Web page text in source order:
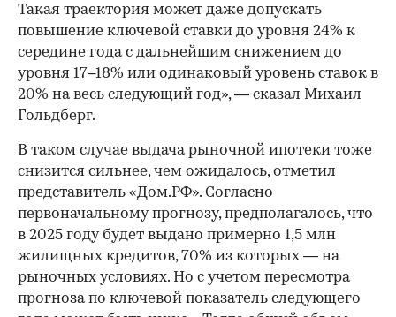
Такая траектория может даже допускать
повышение ключевой ставки до уровня 24% к
середине года с дальнейшим снижением до
уровня 17–18% или одинаковый уровень ставок в
20% на весь следующий год», — сказал Михаил
Гольдберг.
В таком случае выдача рыночной ипотеки тоже
снизится сильнее, чем ожидалось, отметил
представитель «Дом.РФ». Согласно
первоначальному прогнозу, предполагалось, что
в 2025 году будет выдано примерно 1,5 млн
жилищных кредитов, 70% из которых — на
рыночных условиях. Но с учетом пересмотра
прогноза по ключевой показатель следующего